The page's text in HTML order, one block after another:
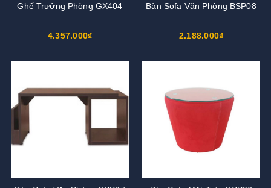
Ghế Trưởng Phòng GX404
4.357.000₫
Bàn Sofa Văn Phòng BSP08
2.188.000₫